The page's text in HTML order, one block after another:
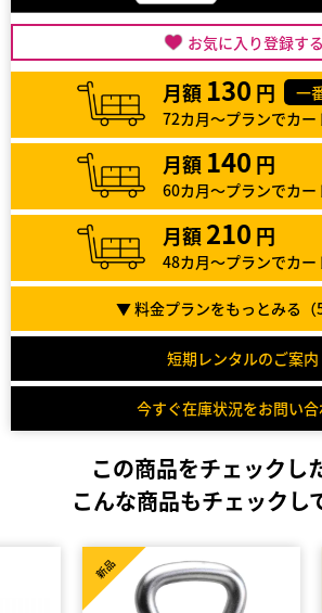
お気に入り登録する
月額 130 円
一
72カ月～プランでカー
月額 140 円
60カ月～プランでカー
月額 210 円
48カ月～プランでカー
▼ 料金プランをもっとみる（
短期レンタルのご案内
今すぐ在庫状況をお問い合
この商品をチェックし
こんな商品もチェックし